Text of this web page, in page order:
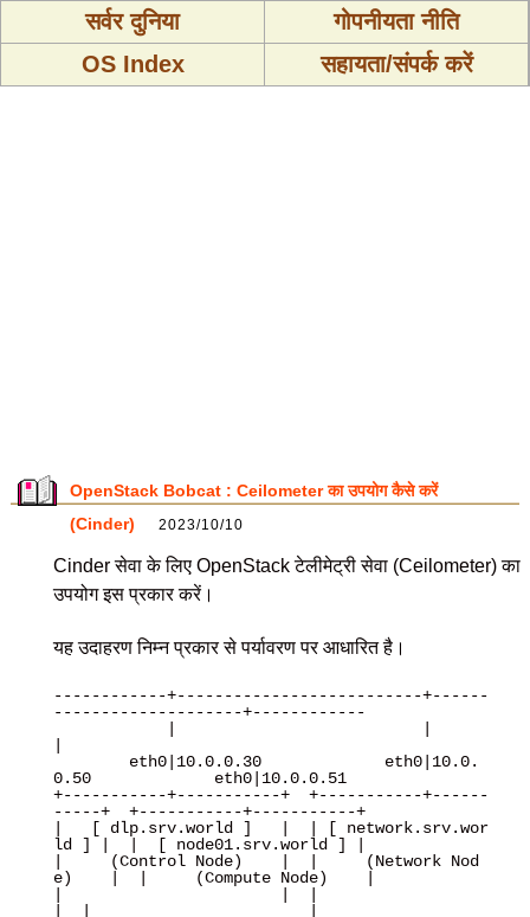
सर्वर दुनिया
गोपनीयता नीति
OS Index
सहायता/संपर्क करें
OpenStack Bobcat : Ceilometer का उपयोग कैसे करें
(Cinder)
2023/10/10
Cinder सेवा के लिए OpenStack टेलीमेट्री सेवा (Ceilometer) का
उपयोग इस प्रकार करें।
यह उदाहरण निम्न प्रकार से पर्यावरण पर आधारित है।
------------+--------------------------+------
--------------------+------------
0.50             eth0|10.0.0.51
+-----------+-----------+  +-----------+------
-----+  +-----------+-----------+
|   [ dlp.srv.world ]   |  | [ network.srv.wor
ld ] |  |  [ node01.srv.world ] |
|     (Control Node)    |  |     (Network Nod
e)    |  |     (Compute Node)    |